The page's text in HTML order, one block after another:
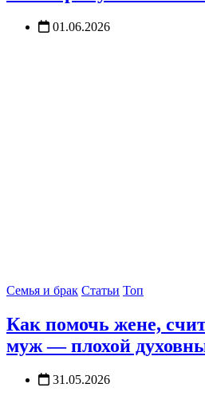
01.06.2026
Семья и брак Статьи Топ
Как помочь жене,
муж — плохой
31.05.2026